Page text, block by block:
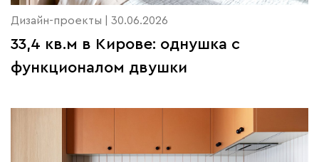
Дизайн-проекты | 30.06.2026
33,4 кв.м в Кирове: однушка с
функционалом двушки